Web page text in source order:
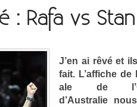
: Rafa vs Stan
J’en ai rêvé et
fait. L’af­fiche
ale de
d’Australie